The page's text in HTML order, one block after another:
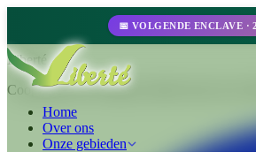
📅 VOLGENDE ENCLAVE ·
Home
Over ons
Onze gebieden
Liberté
Cooperativa de Trabajo Liberté Ltda. Een